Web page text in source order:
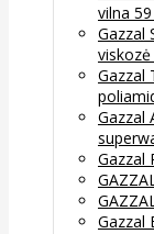
vilna
Gazzal
Gazzal
Gazzal
Gazzal
Gazzal